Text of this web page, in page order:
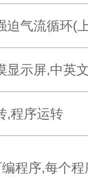
迫气流循环(
显示屏,中英
,程序运转
程序,每个